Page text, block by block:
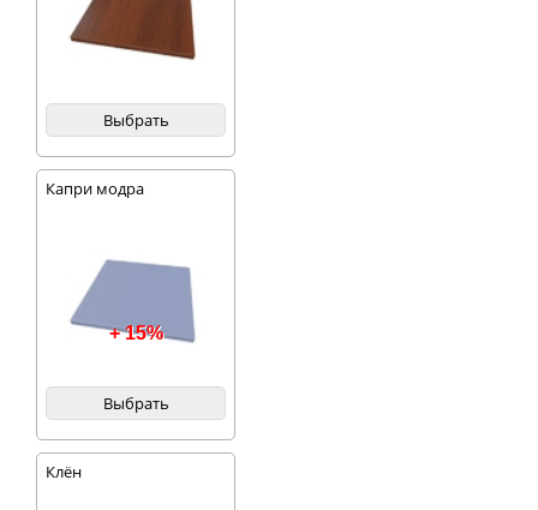
Выбрать
Капри модра
+ 15%
Выбрать
Клён